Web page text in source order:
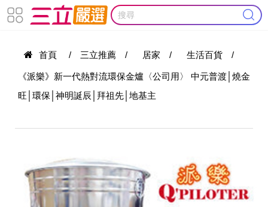
首頁 / 三立推薦 / 居家 / 生活百貨 /
《派樂》新一代熱對流環保金爐〈公司用〉 中元普渡│燒金
旺│環保│神明誕辰│拜祖先│地基主